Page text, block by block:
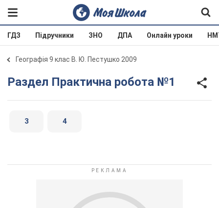
ГДЗ Підручники ЗНО ДПА Онлайн уроки
Географія 9 клас В. Ю. Пестушко 2009
Раздел Практична робота №1
3 4